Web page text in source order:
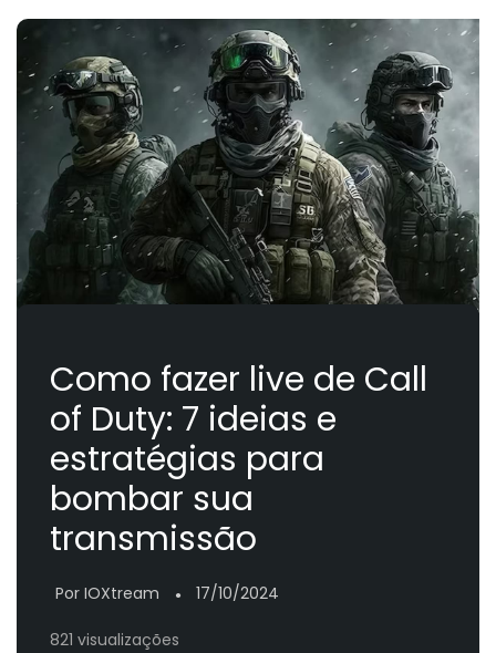
Como fazer live de Call
of Duty: 7 ideias e
estratégias para
bombar sua
transmissão
Por IOXtream ● 17/10/2024
821 visualizações